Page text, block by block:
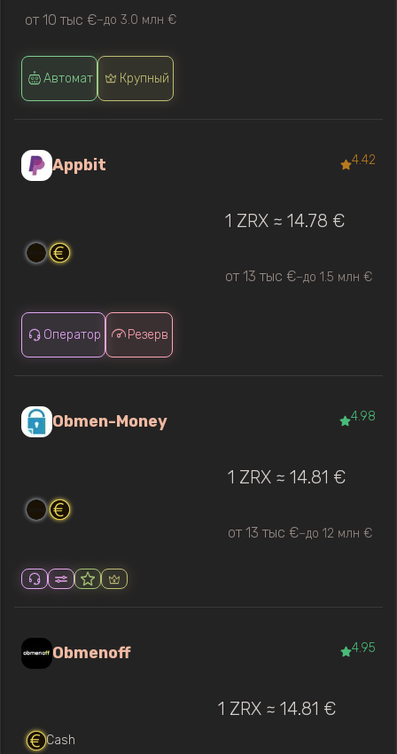
от 10 тыс €—до 3.0 млн €
Автомат Крупный
Appbit 4.42
1 ZRX ≈ 14.78 €
от 13 тыс €—до 1.5 млн €
Оператор Резерв
Obmen-Money 4.98
1 ZRX ≈ 14.81 €
от 13 тыс €—до 12 млн €
Obmenoff 4.95
Cash
1 ZRX ≈ 14.81 €